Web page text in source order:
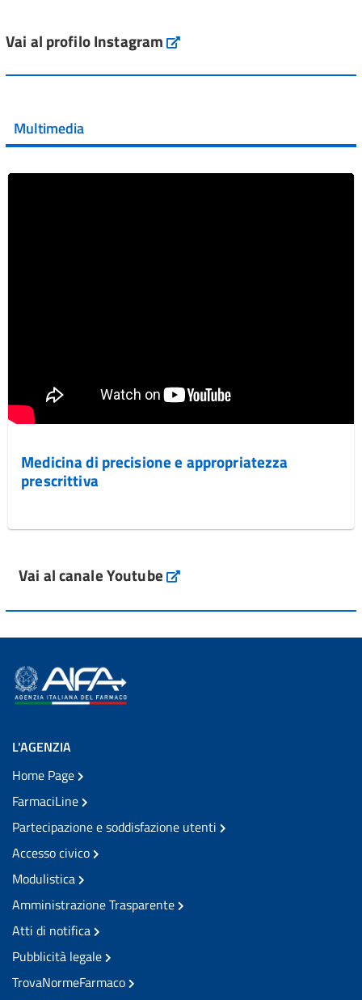
Vai al post →
Vai al post →
Vai al profilo Instagram Instagram
Multimedia
Medicina di precisione e appropriatezza
prescrittiva
Vai al canale Youtube
L'AGENZIA
Home Page
FarmaciLine
Partecipazione e soddisfazione utenti
Accesso civico
Modulistica
Amministrazione Trasparente
Atti di notifica
Pubblicità legale
TrovaNormeFarmaco